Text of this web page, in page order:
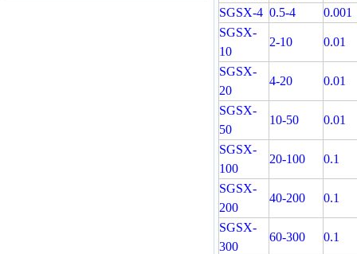
SGSX-4 0.5-4
0.001
SGSX-
10
2-10 0.01
SGSX-
20
4-20 0.01
SGSX-
50
10-50 0.01
SGSX-
100
20-100 0.1
SGSX-
200
40-200 0.1
SGSX-
300
60-300 0.1